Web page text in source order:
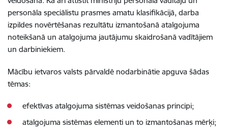
personāla speciālistu prasmes amatu klasifikācijā, darba
izpildes novērtēšanas rezultātu izmantošanā atalgojuma
noteikšanā un atalgojuma jautājumu skaidrošanā vadītājiem
un darbiniekiem.
Mācību ietvaros valsts pārvaldē nodarbinātie apguva šādas
tēmas:
efektīvas atalgojuma sistēmas veidošanas principi;
atalgojuma sistēmas elementi un to izmantošanas mērķi;